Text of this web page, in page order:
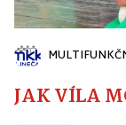
JAK VÍLA